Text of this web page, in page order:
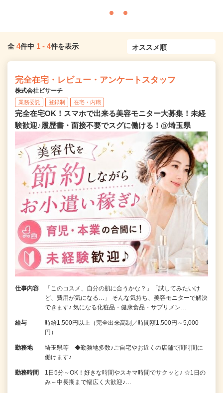
全 4件中 1 - 4件を表示
完全在宅・レビュー・アンケートスタッフ
株式会社ビサーチ
業務委託 登録制 在宅・内職
完全在宅OK！スマホで出来る美容モニター大募集！未経
験歓迎♪履歴書・面接不要でスグに働ける！@埼玉県
仕事内容
「このコスメ、自分の肌に合うかな？」「試してみたいけ
ど、費用が気になる…」 そんな気持ち、美容モニターで解決
できます♪ 気になる化粧品・健康食品・サプリメン…
給与
時給1,500円以上（完全出来高制／時間額1,500円～5,000
円）
勤務地
埼玉県等 ◆勤務地多数♪ご自宅やお近くの店舗で間時間に
働けます♪
勤務時間
1日5分～OK！好きな時間やスキマ時間でサクッと♪ ☆1日の
み～中長期まで幅広く大歓迎♪…